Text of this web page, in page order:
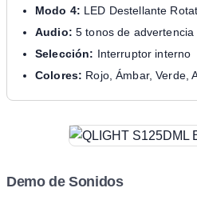
Modo 4: LED Destellante
Audio: 5 tonos de
Selección: Interruptor interno
Colores: Rojo, Ámbar, Verde,
Demo de Sonidos